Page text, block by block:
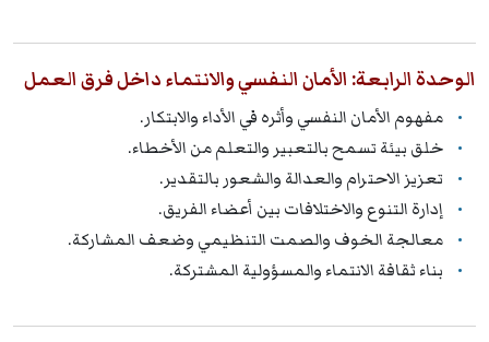
الوحدة الرابعة: الأمان النفسي والانتماء داخل فرق العمل
مفهوم الأمان النفسي وأثره في الأداء والابتكار.
خلق بيئة تسمح بالتعبير والتعلم من الأخطاء.
تعزيز الاحترام والعدالة والشعور بالتقدير.
إدارة التنوع والاختلافات بين أعضاء الفريق.
معالجة الخوف والصمت التنظيمي وضعف المشاركة.
بناء ثقافة الانتماء والمسؤولية المشتركة.